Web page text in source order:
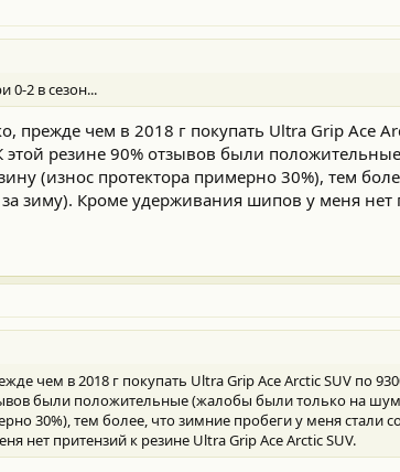
0-2 в сезон...
чем в 2018 г покупать Ultra Grip Ace
этой резине 90% отзывов были
(износ протектора примерно 30%), тем
зиму). Кроме удерживания шипов у меня нет
чем в 2018 г покупать Ultra Grip Ace Arctic SUV по
были положительные (жалобы были только на
30%), тем более, что зимние пробеги у меня стали
нет притензий к резине Ultra Grip Ace Arctic SUV.